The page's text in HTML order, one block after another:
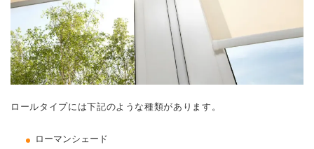
ロールタイプには下記のような種類があります。
ローマンシェード